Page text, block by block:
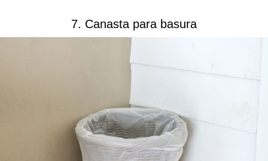
7. Canasta para basura